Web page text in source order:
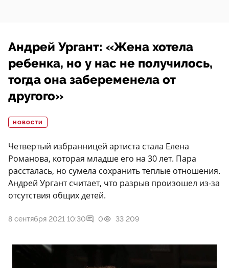
Андрей Ургант: «Жена хотела
ребенка, но у нас не получилось,
тогда она забеременела от
другого»
НОВОСТИ
Четвертый избранницей артиста стала Елена
Романова, которая младше его на 30 лет. Пара
рассталась, но сумела сохранить теплые отношения.
Андрей Ургант считает, что разрыв произошел из-за
отсутствия общих детей.
8 сентября 2021 10:30 0 33 209